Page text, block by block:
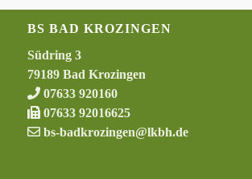
BS BAD KROZINGEN
Südring 3
79189 Bad Krozingen
07633 920160
07633 92016625
bs-badkrozingen@lkbh.de